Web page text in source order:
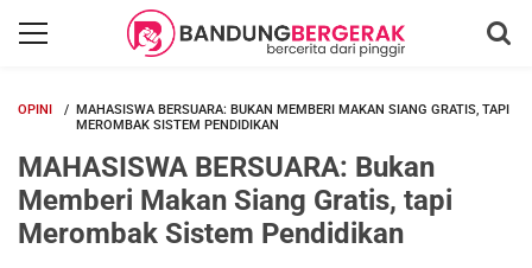
OPINI
MAHASISWA BERSUARA: BUKAN MEMBERI MAKAN SIANG GRATIS, TAPI
MEROMBAK SISTEM PENDIDIKAN
MAHASISWA BERSUARA: Bukan
Memberi Makan Siang Gratis, tapi
Merombak Sistem Pendidikan